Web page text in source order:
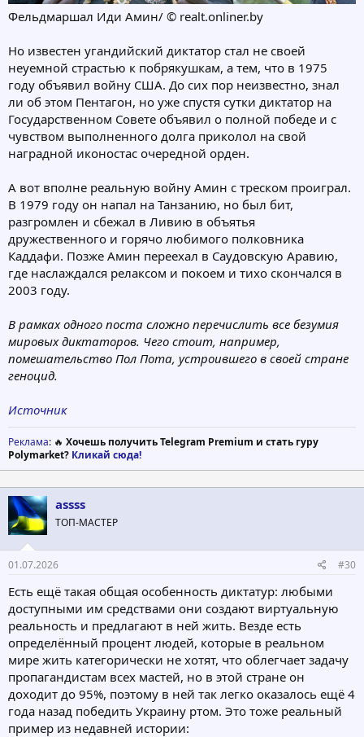
Фельдмаршал Иди Амин/ © realt.onliner.by
Но известен угандийский диктатор стал не своей
неуемной страстью к побрякушкам, а тем, что в 1975
году объявил войну США. До сих пор неизвестно, знал
ли об этом Пентагон, но уже спустя сутки диктатор на
Государственном Совете объявил о полной победе и с
чувством выполненного долга приколол на свой
наградной иконостас очередной орден.
А вот вполне реальную войну Амин с треском проиграл.
В 1979 году он напал на Танзанию, но был бит,
разгромлен и сбежал в Ливию в объятья
дружественного и горячо любимого полковника
Каддафи. Позже Амин переехал в Саудовскую Аравию,
где наслаждался релаксом и покоем и тихо скончался в
2003 году.
В рамках одного поста сложно перечислить все безумия
мировых диктаторов. Чего стоит, например,
помешательство Пол Пота, устроившего в своей стране
геноцид.
Источник
Реклама: 🔥 Хочешь получить Telegram Premium и стать гуру
Polymarket? Кликай сюда!
assss
ТОП-МАСТЕР
01.07.2026 #30
Есть ещё такая общая особенность диктатур: любыми
доступными им средствами они создают виртуальную
реальность и предлагают в ней жить. Везде есть
определённый процент людей, которые в реальном
мире жить категорически не хотят, что облегчает задачу
пропагандистам всех мастей, но в этой стране он
доходит до 95%, поэтому в ней так легко оказалось ещё 4
года назад победить Украину ртом. Это тоже реальный
пример из недавней истории: